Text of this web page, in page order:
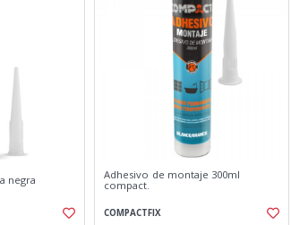
negra
Adhesivo de montaje 300ml
compact.
COMPACTFIX